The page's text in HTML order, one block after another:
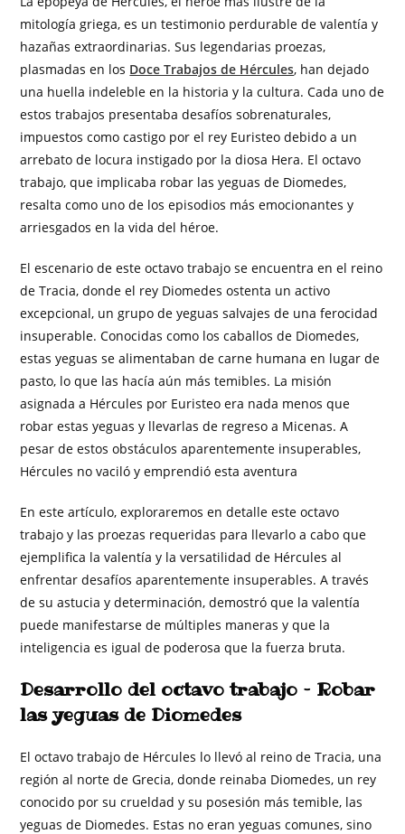
mitología griega, es un testimonio perdurable de valentía y
hazañas extraordinarias. Sus legendarias proezas,
plasmadas en los Doce Trabajos de Hércules, han dejado
una huella indeleble en la historia y la cultura. Cada uno de
estos trabajos presentaba desafíos sobrenaturales,
impuestos como castigo por el rey Euristeo debido a un
arrebato de locura instigado por la diosa Hera. El octavo
trabajo, que implicaba robar las yeguas de Diomedes,
resalta como uno de los episodios más emocionantes y
arriesgados en la vida del héroe.
El escenario de este octavo trabajo se encuentra en el reino
de Tracia, donde el rey Diomedes ostenta un activo
excepcional, un grupo de yeguas salvajes de una ferocidad
insuperable. Conocidas como los caballos de Diomedes,
estas yeguas se alimentaban de carne humana en lugar de
pasto, lo que las hacía aún más temibles. La misión
asignada a Hércules por Euristeo era nada menos que
robar estas yeguas y llevarlas de regreso a Micenas. A
pesar de estos obstáculos aparentemente insuperables,
Hércules no vaciló y emprendió esta aventura
En este artículo, exploraremos en detalle este octavo
trabajo y las proezas requeridas para llevarlo a cabo que
ejemplifica la valentía y la versatilidad de Hércules al
enfrentar desafíos aparentemente insuperables. A través
de su astucia y determinación, demostró que la valentía
puede manifestarse de múltiples maneras y que la
inteligencia es igual de poderosa que la fuerza bruta.
Desarrollo del octavo trabajo – Robar
las yeguas de Diomedes
El octavo trabajo de Hércules lo llevó al reino de Tracia, una
región al norte de Grecia, donde reinaba Diomedes, un rey
conocido por su crueldad y su posesión más temible, las
yeguas de Diomedes. Estas no eran yeguas comunes, sino